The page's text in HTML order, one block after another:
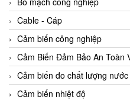
Aii Vietnam
AIKOH
AINUO Vietnam
AIR MAJOR
Aira Euro Automation
Cable - Cáp
Cảm biến công nghiệp
Cảm Biến Đảm Bảo An Toàn
Cảm biến đo chất lượng nước
Cảm biến nhiệt độ